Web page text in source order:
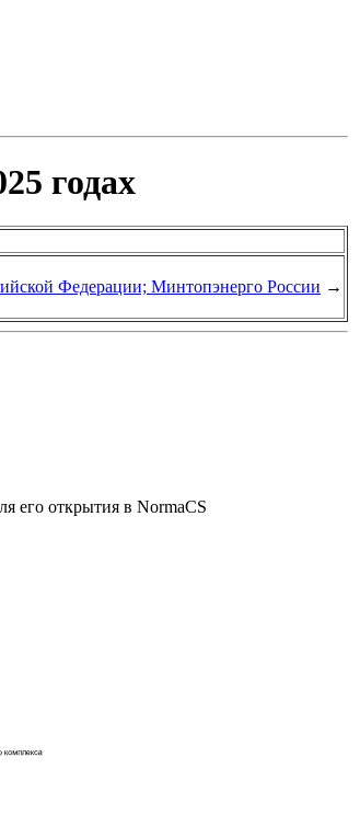
годах
Федерации; Минтопэнерго России →
его открытия в NormaCS